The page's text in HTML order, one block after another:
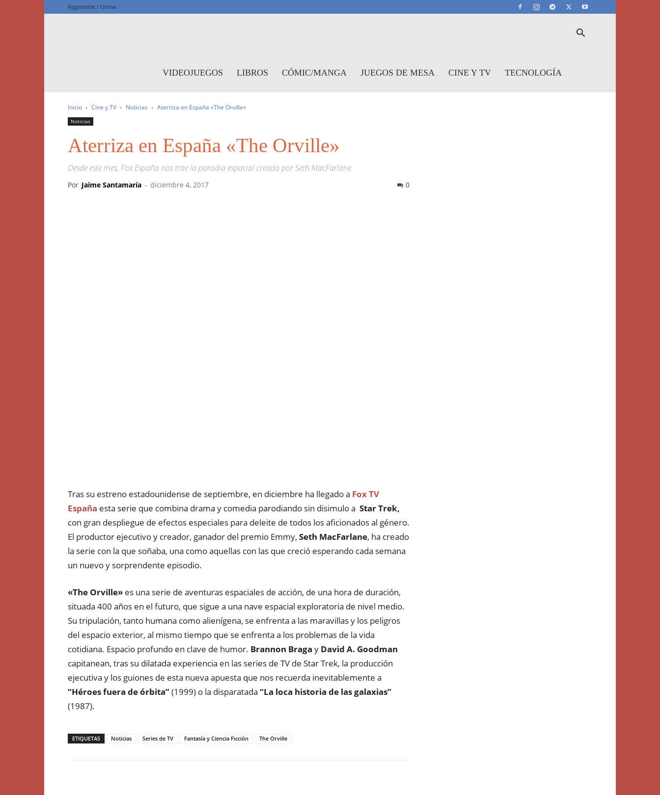
Registrarse / Unirse
VIDEOJUEGOS LIBROS CÓMIC/MANGA JUEGOS DE MESA CINE Y TV TECNOLOGÍA
Inicio Cine y TV Noticias Aterriza en España «The Orville»
Noticias
Aterriza en España «The Orville»
Desde este mes, Fox España nos trae la parodia espacial creada por Seth MacFarlane.
Por Jaime Santamaría - diciembre 4, 2017 0
Tras su estreno estadounidense de septiembre, en diciembre ha llegado a Fox TV
España esta serie que combina drama y comedia parodiando sin disimulo a Star Trek,
con gran despliegue de efectos especiales para deleite de todos los aficionados al género.
El productor ejecutivo y creador, ganador del premio Emmy, Seth MacFarlane, ha creado
la serie con la que soñaba, una como aquellas con las que creció esperando cada semana
un nuevo y sorprendente episodio.
«The Orville» es una serie de aventuras espaciales de acción, de una hora de duración,
situada 400 años en el futuro, que sigue a una nave espacial exploratoria de nivel medio.
Su tripulación, tanto humana como alienígena, se enfrenta a las maravillas y los peligros
del espacio exterior, al mismo tiempo que se enfrenta a los problemas de la vida
cotidiana. Espacio profundo en clave de humor. Brannon Braga y David A. Goodman
capitanean, tras su dilatada experiencia en las series de TV de Star Trek, la producción
ejecutiva y los guiones de esta nueva apuesta que nos recuerda inevitablemente a
“Héroes fuera de órbita”(1999) o la disparatada “La loca historia de las galaxias”
(1987).
ETIQUETAS Noticias Series de TV Fantasía y Ciencia Ficción The Orville